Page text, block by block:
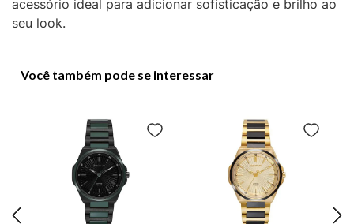
acessório ideal para adicionar sofisticação e brilho ao
seu look.
Você também pode se interessar